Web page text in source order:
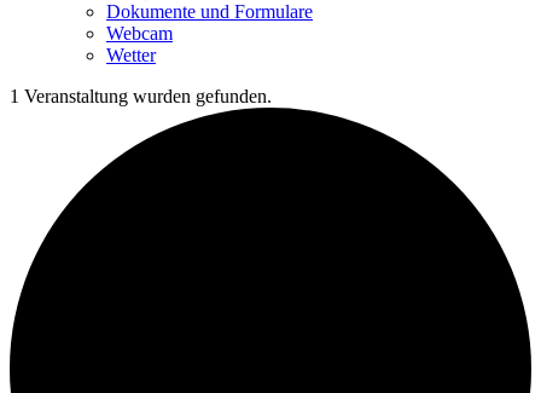
Dokumente und Formulare
Webcam
Wetter
1 Veranstaltung wurden gefunden.